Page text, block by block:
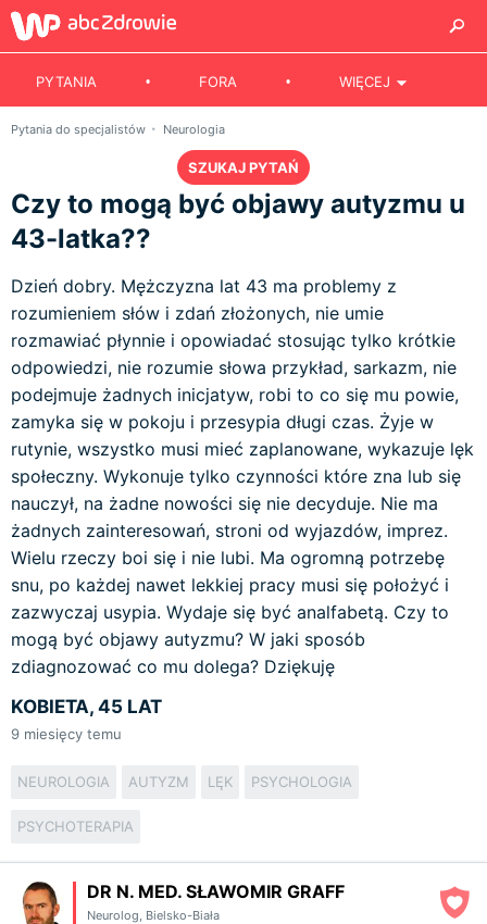
PYTANIA FORA WIĘCEJ
Pytania do specjalistów Neurologia
SZUKAJ PYTAŃ
Czy to mogą być objawy autyzmu u
43-latka??
Dzień dobry. Mężczyzna lat 43 ma problemy z
rozumieniem słów i zdań złożonych, nie umie
rozmawiać płynnie i opowiadać stosując tylko krótkie
odpowiedzi, nie rozumie słowa przykład, sarkazm, nie
podejmuje żadnych inicjatyw, robi to co się mu powie,
zamyka się w pokoju i przesypia długi czas. Żyje w
rutynie, wszystko musi mieć zaplanowane, wykazuje lęk
społeczny. Wykonuje tylko czynności które zna lub się
nauczył, na żadne nowości się nie decyduje. Nie ma
żadnych zainteresowań, stroni od wyjazdów, imprez.
Wielu rzeczy boi się i nie lubi. Ma ogromną potrzebę
snu, po każdej nawet lekkiej pracy musi się położyć i
zazwyczaj usypia. Wydaje się być analfabetą. Czy to
mogą być objawy autyzmu? W jaki sposób
zdiagnozować co mu dolega? Dziękuję
KOBIETA, 45 LAT
9 miesięcy temu
NEUROLOGIA AUTYZM LĘK PSYCHOLOGIA
PSYCHOTERAPIA
DR N. MED. SŁAWOMIR GRAFF
Neurolog, Bielsko-Biała